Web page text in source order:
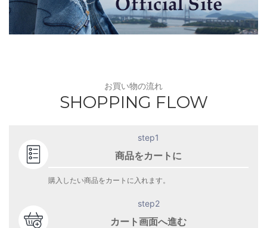
お買い物の流れ
SHOPPING FLOW
step1
商品をカートに
購入したい商品をカートに入れます。
step2
カート画面へ進む